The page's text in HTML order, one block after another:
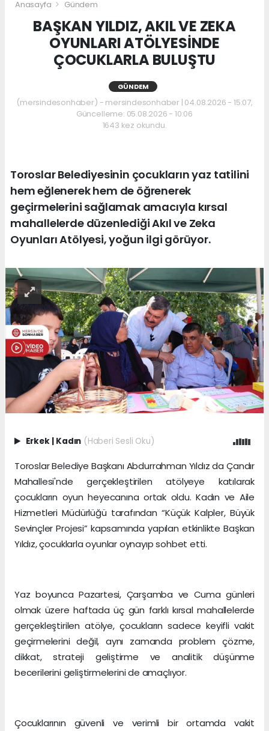
Anasayfa Gündem
BAŞKAN YILDIZ, AKIL VE ZEKA
OYUNLARI ATÖLYESİNDE
ÇOCUKLARLA BULUŞTU
GÜNDEM
(mersindesonhaber) - mersindesonhaber | 04.08.2026 - 15:07,
Güncelleme: 05.08.2026 - 10:06
1643 kez okundu.
Toroslar Belediyesinin çocukların yaz tatilini
hem eğlenerek hem de öğrenerek
geçirmelerini sağlamak amacıyla kırsal
mahallelerde düzenlediği Akıl ve Zeka
Oyunları Atölyesi, yoğun ilgi görüyor.
Erkek | Kadın (Haberi Sesli Oku)
Toroslar Belediye Başkanı Abdurrahman Yıldız da Çandır
Mahallesi'nde gerçekleştirilen atölyeye katılarak
çocukların oyun heyecanına ortak oldu. Kadın ve Aile
Hizmetleri Müdürlüğü tarafından “Küçük Kalpler, Büyük
Sevinçler Projesi” kapsamında yapılan etkinlikte Başkan
Yıldız, çocuklarla oyunlar oynayıp sohbet etti.
Yaz boyunca Pazartesi, Çarşamba ve Cuma günleri
olmak üzere haftada üç gün farklı kırsal mahallelerde
gerçekleştirilen atölye, çocukların sadece keyifli vakit
geçirmelerini değil, aynı zamanda problem çözme,
dikkat, strateji geliştirme ve analitik düşünme
becerilerini geliştirmelerini de amaçlıyor.
Çocuklarının güvenli ve verimli bir ortamda vakit